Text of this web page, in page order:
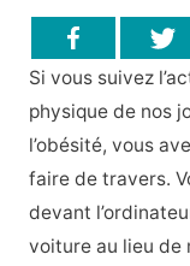
Si vous suivez
physique de nos
l’obésité, vous
faire de travers.
devant
voiture au lieu de